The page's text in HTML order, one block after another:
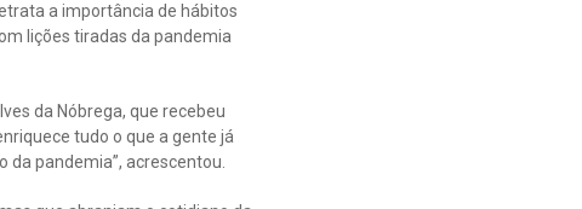
a importância de hábitos
lições tiradas da pandemia
da Nóbrega, que recebeu
tudo o que a gente já
pandemia”, acrescentou.